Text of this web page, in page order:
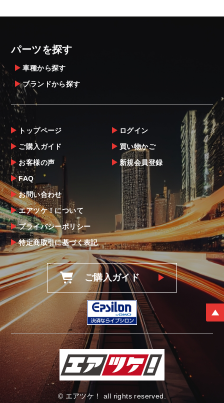
・発送先に、塗装・取付店等の業者様をご指
・メーカーによっては、配送先が自動車関連
業者でなければ、配送出来ないことがあるこ
とは予めご了承ください。
お届け商品について
商品到着後は速やかに開封のうえ、中身をご
確認下さい。
当社ならびにメーカーでは販売する商品に万
全を期すよう尽力しておりますが、
万一、商品に不具合があった場合は商品出荷
後5日以内にご連絡をお願いします。
なお、塗装・加工・装着後の交換や返品は、
理由を問わず一切お受けできません。
商品の不具合や状況は写真等をお願いする場
合もございますので、ご協力をお願いしま
す。
明らかに当社またはメーカーに瑕疵が認めら
れる場合（商品誤発送・初期不良・運送破損
等）につきましては、
当社よりメーカー・運送会社へ状況報告・確
認の上、同等品・代替品への交換対応の手配
をさせて頂きます。
尚、やむを得ず同等品・代替品をご用意出来
ない場合はご返金とさせて頂きます。
お客様のお支払い方法に関わらず、ご返金は
銀行振込となりますことを予めご了承下さ
い。
パーツを探す
車種から探す
ブランドから探す
トップページ
ご購入ガイド
お客様の声
FAQ
お問い合わせ
エアツケ！について
プライバシーポリシー
特定商取引に基づく表記
ログイン
買い物かご
新規会員登録
ご購入ガイド
© エアツケ！ all rights reserved.